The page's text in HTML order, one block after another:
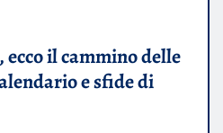
ecco il cammino delle
e sfide di